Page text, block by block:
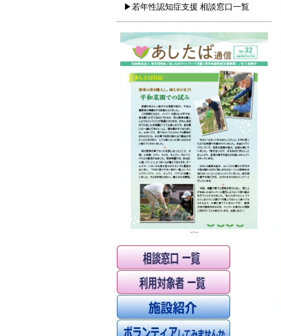
▶若年性認知症支援 相談窓口一覧